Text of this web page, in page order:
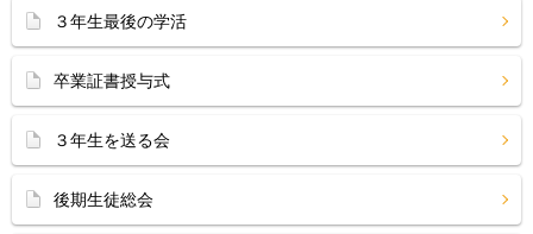
３年生最後の学活
卒業証書授与式
３年生を送る会
後期生徒総会